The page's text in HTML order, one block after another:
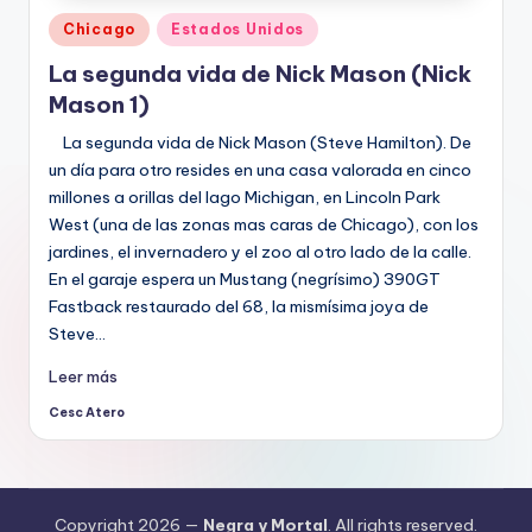
Publicado
en
Chicago Estados Unidos
La segunda vida de Nick Mason (Nick
Mason 1)
La segunda vida de Nick Mason (Steve Hamilton). De
un día para otro resides en una casa valorada en cinco
millones a orillas del lago Michigan, en Lincoln Park
West (una de las zonas mas caras de Chicago), con los
jardines, el invernadero y el zoo al otro lado de la calle.
En el garaje espera un Mustang (negrísimo) 390GT
Fastback restaurado del 68, la mismísima joya de
Steve…
Leer más
Publicado
Cesc Atero
Copyright 2026 — Negra y Mortal. All rights reserved.